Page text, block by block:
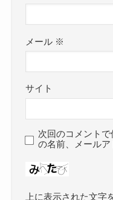
メール ※
サイト
次回のコメント
の名前、メールア
上に表示された文字